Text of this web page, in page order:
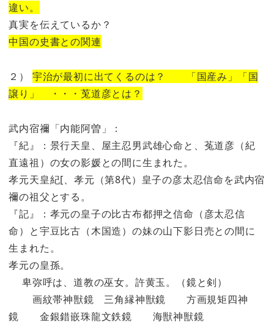
違い。
真実を伝えているか？
中国の史書との関連
２） 宇治が最初に出てくるのは？ 「国産み」「国
譲り」 ・・・莵道彦とは？
武内宿禰「内能阿曽」：
『紀』：景行天皇、屋主忍男武雄心命と、菟道彦（紀
直遠祖）の女の影媛との間に生まれた。
孝元天皇紀[、孝元（第8代）皇子の彦太忍信命を武内宿
禰の祖父とする。
『記』：孝元の皇子の比古布都押之信命（彦太忍信
命）と宇豆比古（木国造）の妹の山下影日売との間に
生まれた。
孝元の皇孫。
卑弥呼は、道教の巫女。許黄玉。（鏡と剣）
画紋帯神獣鏡 三角縁神獣鏡 方画規矩四神
鏡 金銀錯嵌珠龍文鉄鏡 海獣神獣鏡